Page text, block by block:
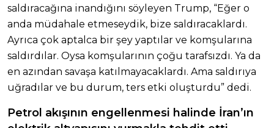
saldıracağına inandığını söyleyen Trump, “Eğer o
anda müdahale etmeseydik, bize saldıracaklardı.
Ayrıca çok aptalca bir şey yaptılar ve komşularına
saldırdılar. Oysa komşularının çoğu tarafsızdı. Ya da
en azından savaşa katılmayacaklardı. Ama saldırıya
uğradılar ve bu durum, ters etki oluşturdu” dedi.
Petrol akışının engellenmesi halinde İran’ın